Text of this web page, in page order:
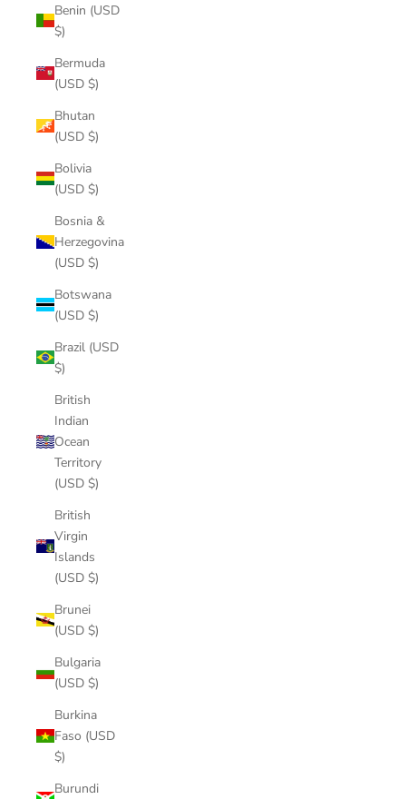
Benin (USD
$)
Bermuda
(USD $)
Bhutan
(USD $)
Bolivia
(USD $)
Bosnia &
Herzegovina
(USD $)
Botswana
(USD $)
Brazil (USD
$)
British
Indian
Ocean
Territory
(USD $)
British
Virgin
Islands
(USD $)
Brunei
(USD $)
Bulgaria
(USD $)
Burkina
Faso (USD
$)
Burundi